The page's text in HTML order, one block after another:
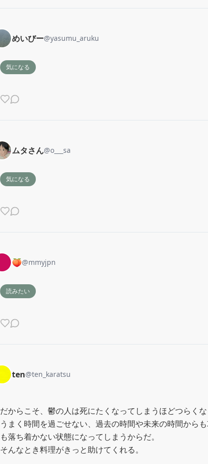
めいびー@yasumu_aruku
気になる
ムタさん@o___sa
気になる
🍑@mmyjpn
読みたい
ten@ten_karatsu
だからこそ、鬱の人は死にたくなってしまうほどつらく
うまく時間を過ごせない、過去の時間や未来の時間から
も落ち着かない状態になってしまうからだ。
そんなとき料理がきっと助けてくれる。